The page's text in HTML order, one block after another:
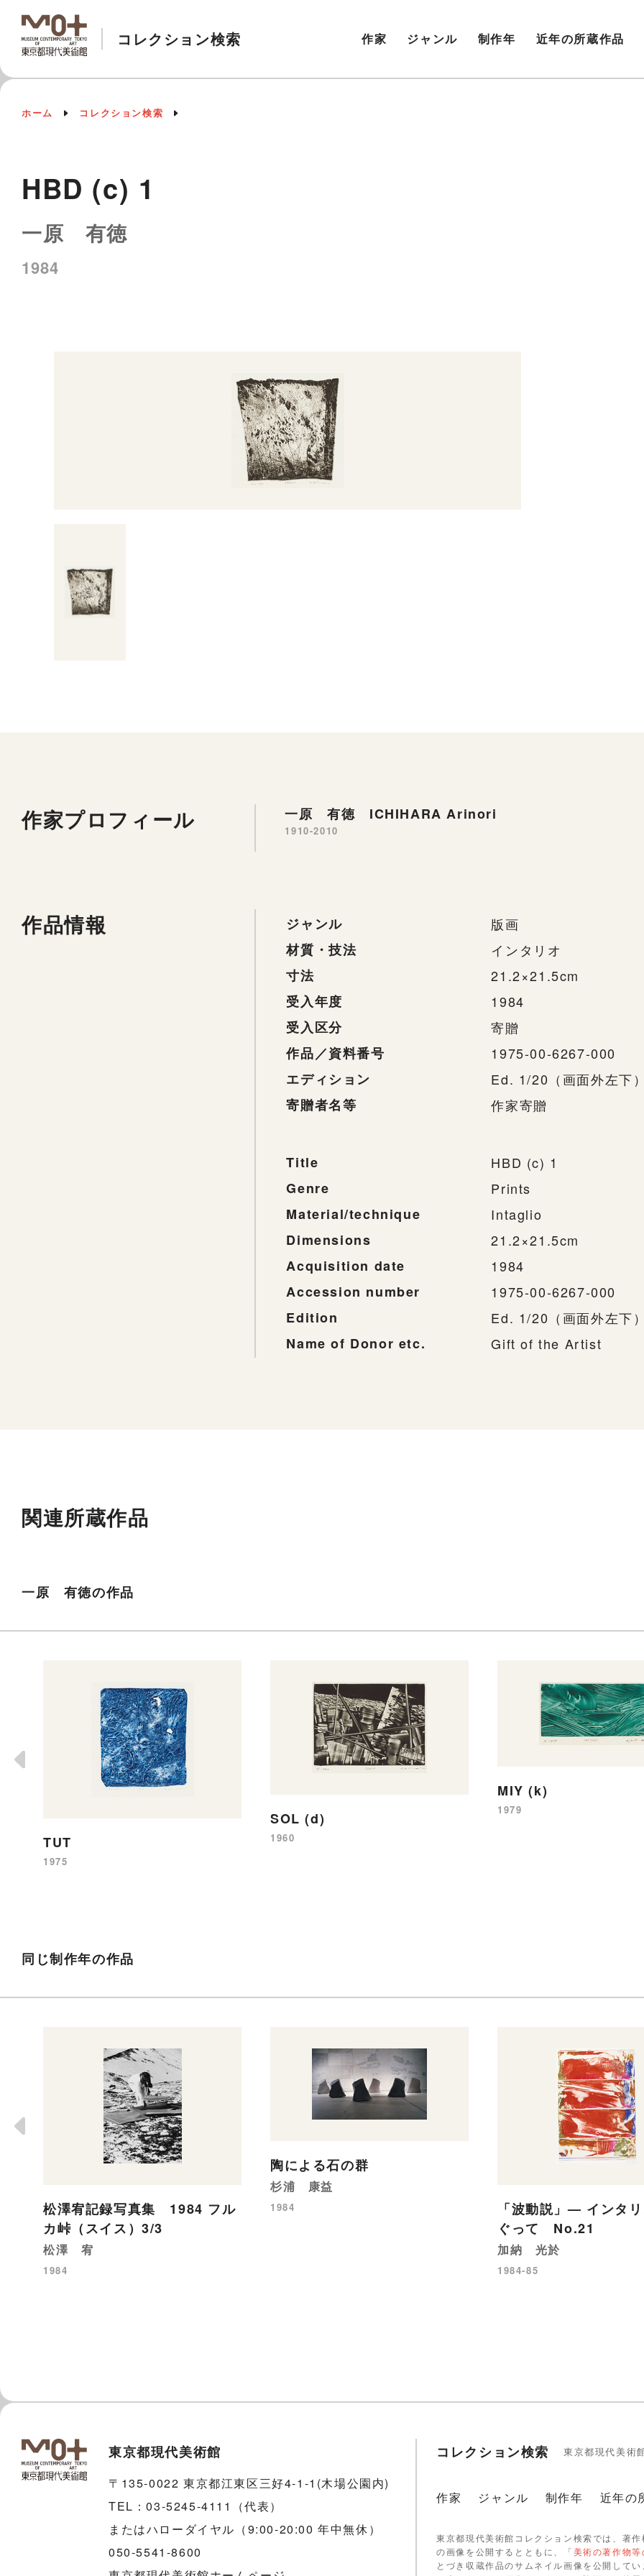
コレクション検索 作家 ジャンル 制作年 近年の所蔵作品
ホーム コレクション検索
HBD (c) 1
一原 有徳
1984
作家プロフィール 一原 有徳 ICHIHARA Arinori
1910-2010
作品情報 ジャンル
版画
材質・技法
インタリオ
寸法
21.2×21.5cm
受入年度
1984
受入区分
寄贈
作品／資料番号
1975-00-6267-000
エディション
Ed. 1/20（画面外左下）
寄贈者名等
作家寄贈
Title
HBD (c) 1
Genre
Prints
Material/technique
Intaglio
Dimensions
21.2×21.5cm
Acquisition date
1984
Accession number
1975-00-6267-000
Edition
Ed. 1/20（画面外左下）
Name of Donor etc.
Gift of the Artist
関連所蔵作品
一原 有徳の作品
TUT
1975
SOL (d)
1960
MIY (k)
1979
同じ制作年の作品
松澤宥記録写真集 1984 フル
カ峠（スイス）3/3
松澤 宥
1984
陶による石の群
杉浦 康益
1984
「波動説」— インタ
ぐって No.21
加納 光於
1984-85
東京都現代美術館
〒135-0022 東京都江東区三好4-1-1(木場公園内)
TEL：03-5245-4111（代表）
またはハローダイヤル（9:00-20:00 年中無休）
050-5541-8600
コレクション検索 東京都現代美術
作家 ジャンル 制作年 近年の
東京都現代美術館コレクション検索では、著
の画像を公開するとともに、「美術の著作物
とづき収蔵作品のサムネイル画像を公開してい